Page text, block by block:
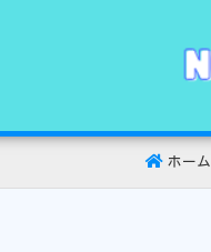
ツ
移
ホーム